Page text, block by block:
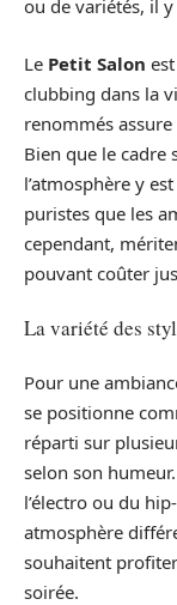
ou de variétés, il
Le Petit Salon
clubbing dans la
renommés
Bien que le cadre
l’atmosphère y
puristes que les
cependant,
pouvant coûter
La variété des
Pour une
se positionne
réparti sur
selon son
l’électro ou du
atmosphère
souhaitent
soirée.